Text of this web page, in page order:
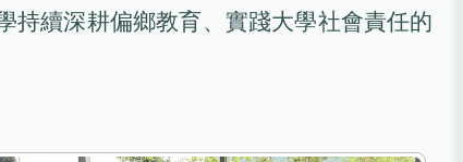
持續深耕偏鄉教育、實踐大學社會責任的